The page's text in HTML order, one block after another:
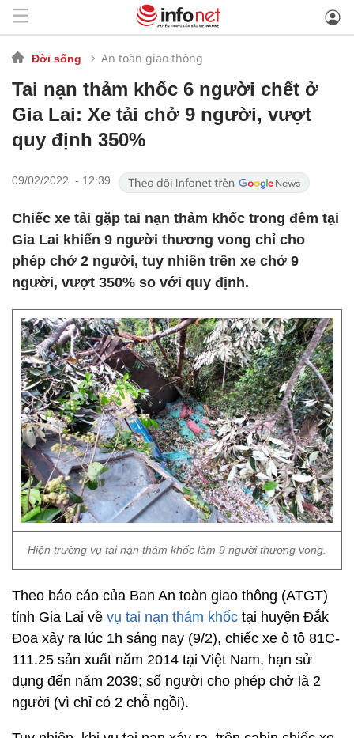
Đời sống An toàn giao thông
Tai nạn thảm khốc 6 người chết ở
Gia Lai: Xe tải chở 9 người, vượt
quy định 350%
09/02/2022 - 12:39
Chiếc xe tải gặp tai nạn thảm khốc trong đêm tại
Gia Lai khiến 9 người thương vong chỉ cho
phép chở 2 người, tuy nhiên trên xe chở 9
người, vượt 350% so với quy định.
Hiện trường vụ tai nạn thảm khốc làm 9 người thương vong.
Theo báo cáo của Ban An toàn giao thông (ATGT)
tỉnh Gia Lai về vụ tai nạn thảm khốc tại huyện Đắk
Đoa xảy ra lúc 1h sáng nay (9/2), chiếc xe ô tô 81C-
111.25 sản xuất năm 2014 tại Việt Nam, hạn sử
dụng đến năm 2039; số người cho phép chở là 2
người (vì chỉ có 2 chỗ ngồi).